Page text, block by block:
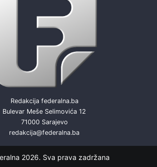
Redakcija federalna.ba
Bulevar Meše Selimovića 12
71000 Sarajevo
redakcija@federalna.ba
2026. Sva prava zadržana